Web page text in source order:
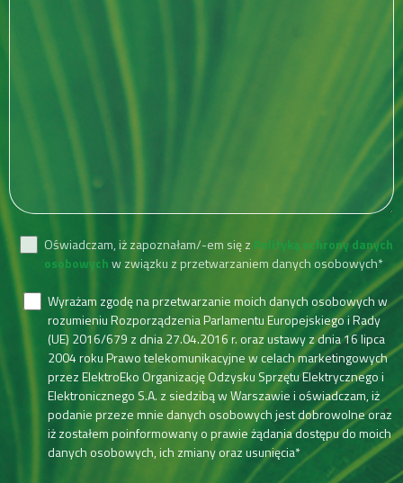
Oświadczam, iż zapoznałam/-em się z Polityką ochrony danych
osobowychw związku z przetwarzaniem danych osobowych*
Wyrażam zgodę na przetwarzanie moich danych osobowych w
rozumieniu Rozporządzenia Parlamentu Europejskiego i Rady
(UE) 2016/679 z dnia 27.04.2016 r. oraz ustawy z dnia 16 lipca
2004 roku Prawo telekomunikacyjne w celach marketingowych
przez ElektroEko Organizację Odzysku Sprzętu Elektrycznego i
Elektronicznego S.A. z siedzibą w Warszawie i oświadczam, iż
podanie przeze mnie danych osobowych jest dobrowolne oraz
iż zostałem poinformowany o prawie żądania dostępu do moich
danych osobowych, ich zmiany oraz usunięcia*